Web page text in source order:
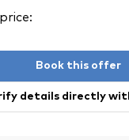
Book this offer
details directly